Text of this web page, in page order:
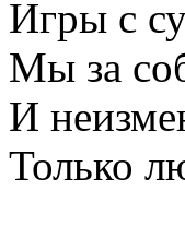
Игры с
Мы за
И
Только